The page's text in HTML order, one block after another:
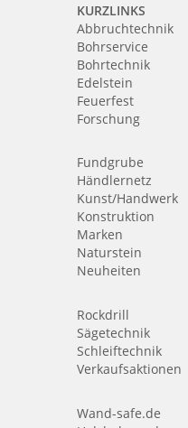
KURZLINKS
Abbruchtechnik
Bohrservice
Bohrtechnik
Edelstein
Feuerfest
Forschung
Fundgrube
Händlernetz
Kunst/Handwerk
Konstruktion
Marken
Naturstein
Neuheiten
Rockdrill
Sägetechnik
Schleiftechnik
Verkaufsaktionen
Wand-safe.de